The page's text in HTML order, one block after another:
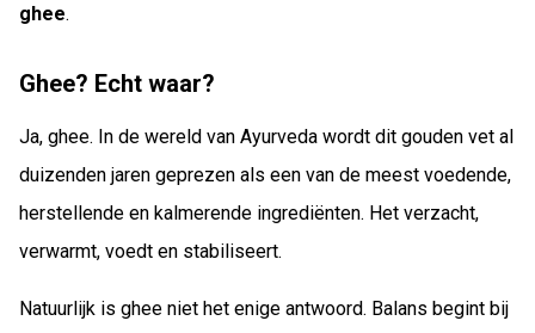
ghee.
Ghee? Echt waar?
Ja, ghee. In de wereld van Ayurveda wordt dit gouden vet al
duizenden jaren geprezen als een van de meest voedende,
herstellende en kalmerende ingrediënten. Het verzacht,
verwarmt, voedt en stabiliseert.
Natuurlijk is ghee niet het enige antwoord. Balans begint bij